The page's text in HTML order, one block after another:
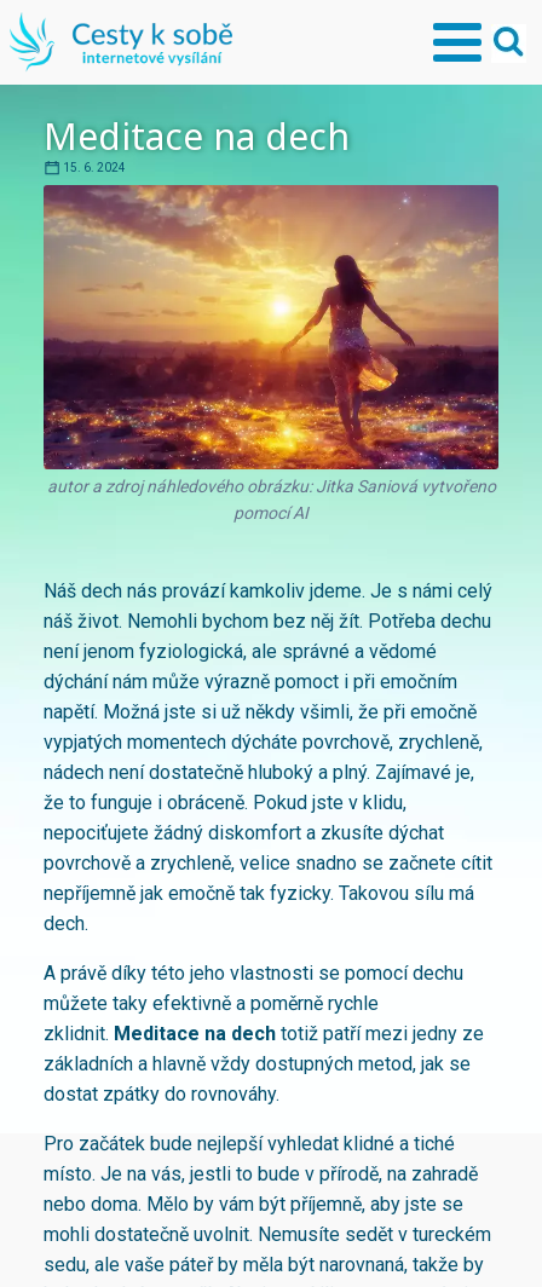
Meditace na dech
15. 6. 2024
autor a zdroj náhledového obrázku: Jitka Saniová vytvořeno
pomocí AI
Náš dech nás provází kamkoliv jdeme. Je s námi celý
náš život. Nemohli bychom bez něj žít. Potřeba dechu
není jenom fyziologická, ale správné a vědomé
dýchání nám může výrazně pomoct i při emočním
napětí. Možná jste si už někdy všimli, že při emočně
vypjatých momentech dýcháte povrchově, zrychleně,
nádech není dostatečně hluboký a plný. Zajímavé je,
že to funguje i obráceně. Pokud jste v klidu,
nepociťujete žádný diskomfort a zkusíte dýchat
povrchově a zrychleně, velice snadno se začnete cítit
nepříjemně jak emočně tak fyzicky. Takovou sílu má
dech.
A právě díky této jeho vlastnosti se pomocí dechu
můžete taky efektivně a poměrně rychle
zklidnit. Meditace na dech totiž patří mezi jedny ze
základních a hlavně vždy dostupných metod, jak se
dostat zpátky do rovnováhy.
Pro začátek bude nejlepší vyhledat klidné a tiché
místo. Je na vás, jestli to bude v přírodě, na zahradě
nebo doma. Mělo by vám být příjemně, aby jste se
mohli dostatečně uvolnit. Nemusíte sedět v tureckém
sedu, ale vaše páteř by měla být narovnaná, takže by